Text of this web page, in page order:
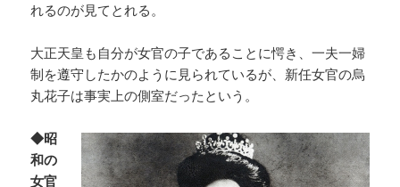
れるのが見てとれる。
大正天皇も自分が女官の子であることに愕き、一夫一婦
制を遵守したかのように見られているが、新任女官の烏
丸花子は事実上の側室だったという。
◆昭
和の
女官